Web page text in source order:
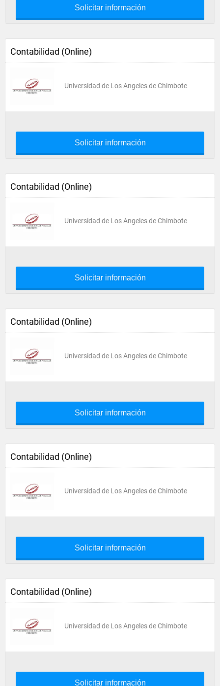
Solicitar información
Contabilidad (Online)
Universidad de Los Angeles de Chimbote
Solicitar información
Contabilidad (Online)
Universidad de Los Angeles de Chimbote
Solicitar información
Contabilidad (Online)
Universidad de Los Angeles de Chimbote
Solicitar información
Contabilidad (Online)
Universidad de Los Angeles de Chimbote
Solicitar información
Contabilidad (Online)
Universidad de Los Angeles de Chimbote
Solicitar información